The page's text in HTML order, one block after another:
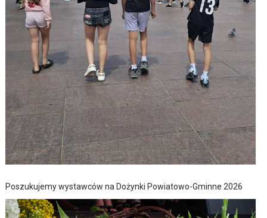
Poszukujemy wystawców na Dożynki Powiatowo-Gminne 2026